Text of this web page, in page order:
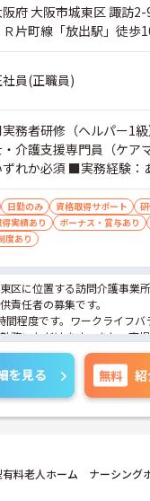
府 大阪市城東区 諏訪
Ｒ片町線「放出駅」徒歩
社員(正職員)
務者研修（ヘルパー1
介護支援専門員（ケア
ずれか必須 ■実務経験：
ス提供責任者としての
日勤のみ 資格取得サポート
実績あり
ボーナス・賞与あり
度あり
区に位置する訪問介護事業
責任者の募集です。
間程度です。ワークライフバ
務いただけます。また、育
護休暇の取得実績があり、
ても働ける職場環境です。
は、面接対策ポイントなど
ますのでお気軽にご相談く
を見る 無料 紹
有料老人ホーム ナーシング